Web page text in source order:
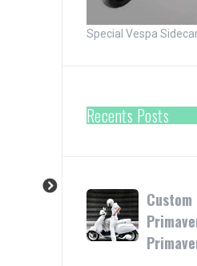
Special Vespa
Recents Posts
Custom
Super
white
Custom